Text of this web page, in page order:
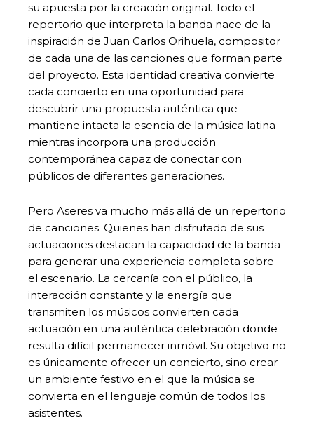
su apuesta por la creación original. Todo el
repertorio que interpreta la banda nace de la
inspiración de Juan Carlos Orihuela, compositor
de cada una de las canciones que forman parte
del proyecto. Esta identidad creativa convierte
cada concierto en una oportunidad para
descubrir una propuesta auténtica que
mantiene intacta la esencia de la música latina
mientras incorpora una producción
contemporánea capaz de conectar con
públicos de diferentes generaciones.
Pero Aseres va mucho más allá de un repertorio
de canciones. Quienes han disfrutado de sus
actuaciones destacan la capacidad de la banda
para generar una experiencia completa sobre
el escenario. La cercanía con el público, la
interacción constante y la energía que
transmiten los músicos convierten cada
actuación en una auténtica celebración donde
resulta difícil permanecer inmóvil. Su objetivo no
es únicamente ofrecer un concierto, sino crear
un ambiente festivo en el que la música se
convierta en el lenguaje común de todos los
asistentes.